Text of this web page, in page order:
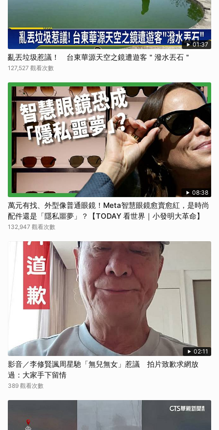
01:37
亂丟垃圾惹議！ 台東華源天空之鏡遭遊客＂潑水丟石＂
127,527 觀看次數
08:38
萬元有找、外型像普通眼鏡！Meta智慧眼鏡愈賣愈紅，是時尚
配件還是「隱私噩夢」？【TODAY 看世界｜小發明大革命】
132,947 觀看次數
02:11
影音／李修賢諷周星馳「無兒無女」惹議 拍片致歉求網放
過：大家手下留情
389 觀看次數